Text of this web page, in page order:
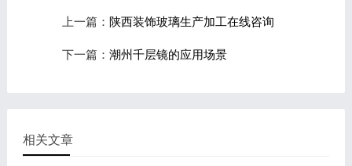
上一篇： 陕西装饰玻璃生产加工在线咨询
下一篇： 潮州千层镜的应用场景
相关文章